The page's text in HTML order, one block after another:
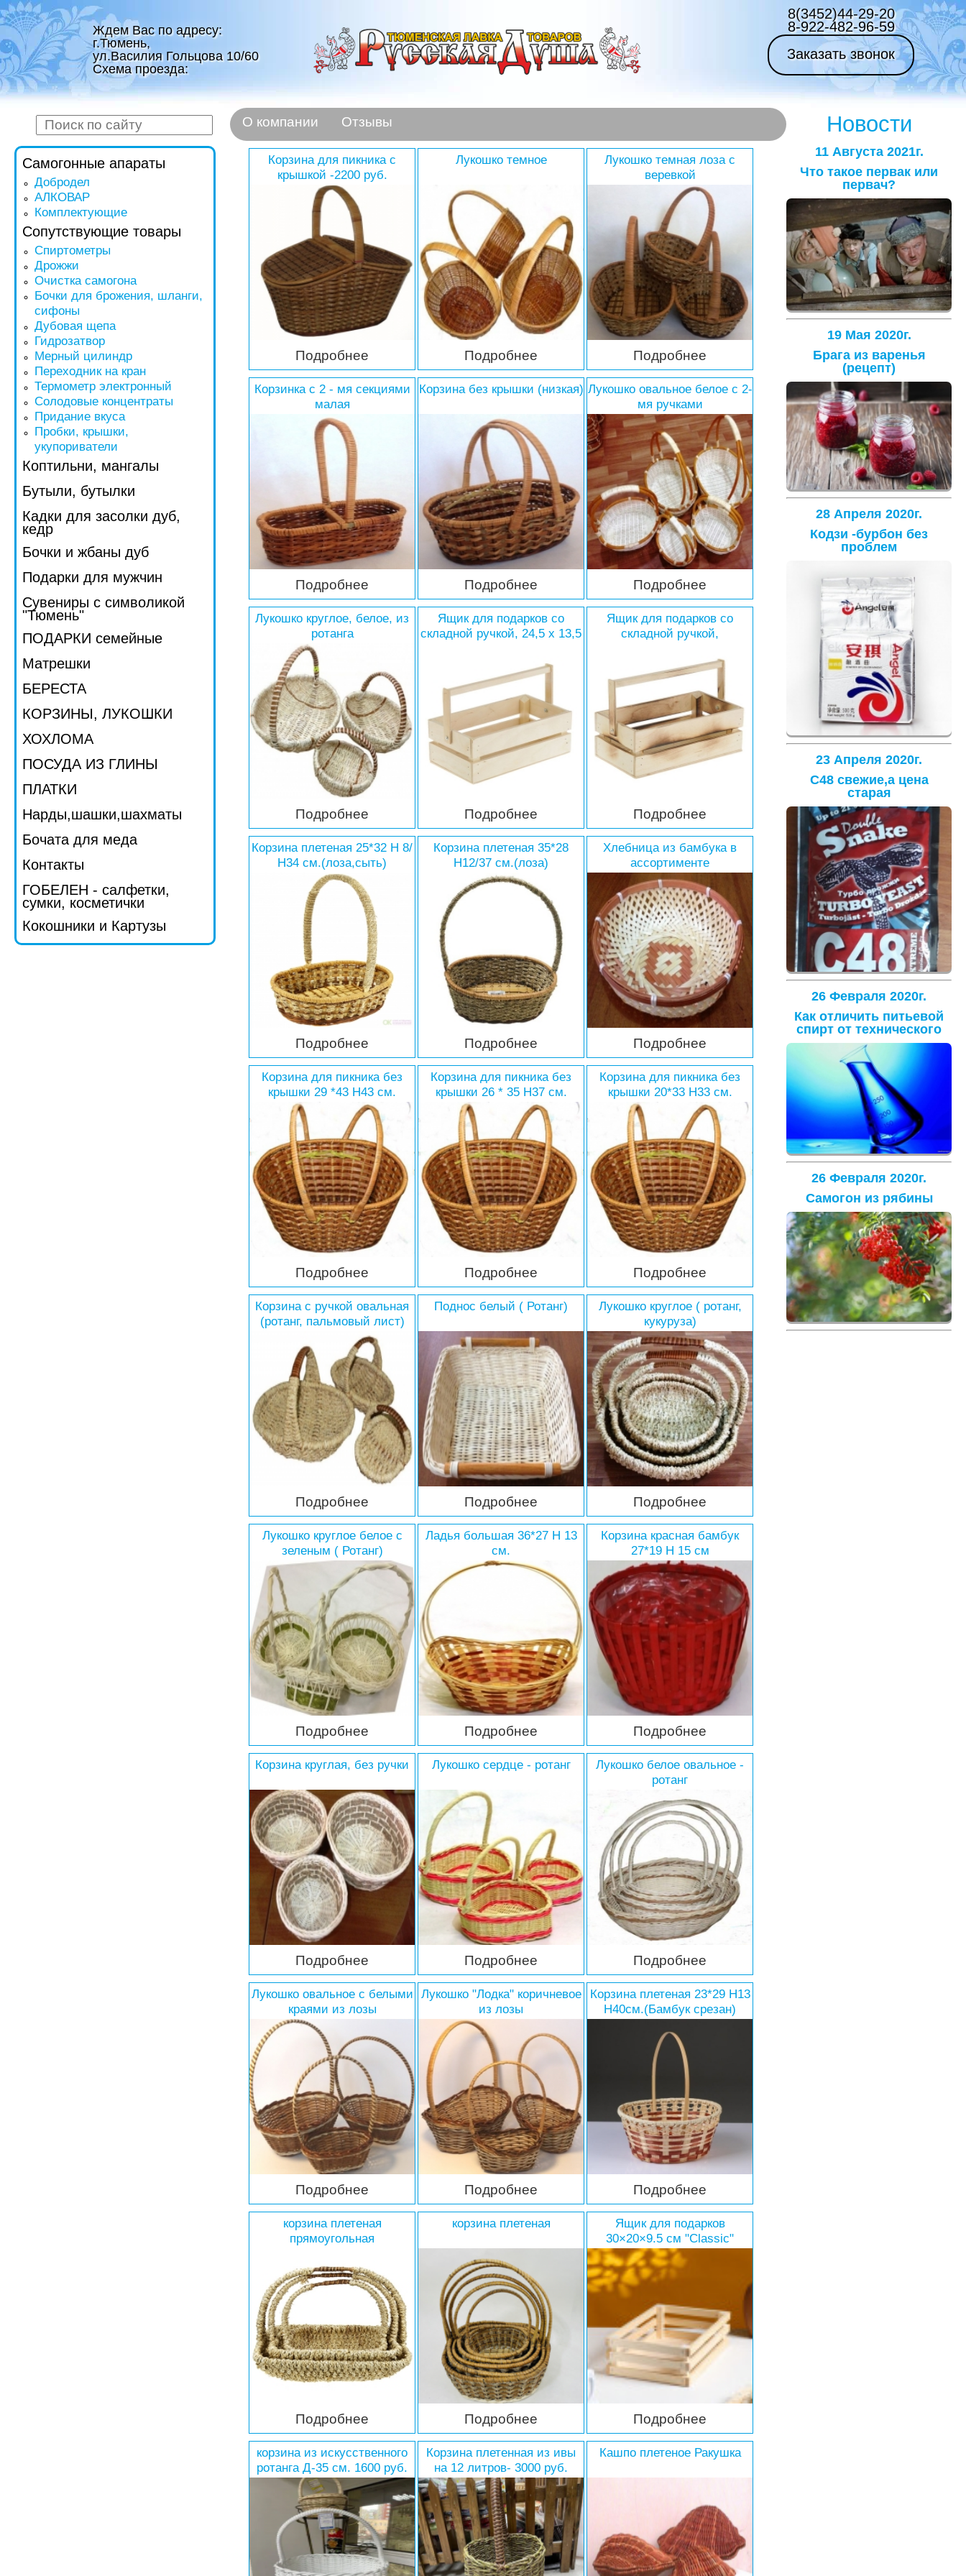
Ждем Вас по адресу:
г.Тюмень,
ул.Василия Гольцова 10/60
Схема проезда:
8(3452)44-29-20
8-922-482-96-59
Заказать звонок
О компании Отзывы
Корзина для пикника с
крышкой -2200 руб.
Подробнее
Лукошко темное
Подробнее
Лукошко темная лоза с
веревкой
Подробнее
Корзинка с 2 - мя секциями
малая
Подробнее
Корзина без крышки (низкая)
Подробнее
Лукошко овальное белое с 2-
мя ручками
Подробнее
Лукошко круглое, белое, из
ротанга
Подробнее
Ящик для подарков со
складной ручкой, 24,5 х 13,5
Подробнее
Ящик для подарков со
складной ручкой,
Подробнее
Корзина плетеная 25*32 Н 8/
Н34 см.(лоза,сыть)
Подробнее
Корзина плетеная 35*28
Н12/37 см.(лоза)
Подробнее
Хлебница из бамбука в
ассортименте
Подробнее
Корзина для пикника без
крышки 29 *43 H43 см.
Подробнее
Корзина для пикника без
крышки 26 * 35 Н37 см.
Подробнее
Корзина для пикника без
крышки 20*33 H33 см.
Подробнее
Корзина с ручкой овальная
(ротанг, пальмовый лист)
Подробнее
Поднос белый ( Ротанг)
Подробнее
Лукошко круглое ( ротанг,
кукуруза)
Подробнее
Лукошко круглое белое с
зеленым ( Ротанг)
Подробнее
Ладья большая 36*27 H 13
см.
Подробнее
Корзина красная бамбук
27*19 Н 15 см
Подробнее
Корзина круглая, без ручки
Подробнее
Лукошко сердце - ротанг
Подробнее
Лукошко белое овальное -
ротанг
Подробнее
Лукошко овальное с белыми
краями из лозы
Подробнее
Лукошко "Лодка" коричневое
из лозы
Подробнее
Корзина плетеная 23*29 Н13
Н40см.(Бамбук срезан)
Подробнее
корзина плетеная
прямоугольная
Подробнее
корзина плетеная
Подробнее
Ящик для подарков
30×20×9.5 см "Classic"
Подробнее
корзина из искусственного
ротанга Д-35 см. 1600 руб.
Корзина плетенная из ивы
на 12 литров- 3000 руб.
Кашпо плетеное Ракушка
Самогонные апараты
Добродел
АЛКОВАР
Комплектующие
Сопутствующие товары
Спиртометры
Дрожжи
Очистка самогона
Бочки для брожения, шланги,
сифоны
Дубовая щепа
Гидрозатвор
Мерный цилиндр
Переходник на кран
Термометр электронный
Солодовые концентраты
Придание вкуса
Пробки, крышки,
укупориватели
Коптильни, мангалы
Бутыли, бутылки
Кадки для засолки дуб,
кедр
Бочки и жбаны дуб
Подарки для мужчин
Сувениры с символикой
"Тюмень"
ПОДАРКИ семейные
Матрешки
БЕРЕСТА
КОРЗИНЫ, ЛУКОШКИ
ХОХЛОМА
ПОСУДА ИЗ ГЛИНЫ
ПЛАТКИ
Нарды,шашки,шахматы
Бочата для меда
Контакты
ГОБЕЛЕН - салфетки,
сумки, косметички
Кокошники и Картузы
Новости
11 Августа 2021г.
Что такое первак или
первач?
19 Мая 2020г.
Брага из варенья
(рецепт)
28 Апреля 2020г.
Кодзи -бурбон без
проблем
23 Апреля 2020г.
С48 свежие,а цена
старая
26 Февраля 2020г.
Как отличить питьевой
спирт от технического
26 Февраля 2020г.
Самогон из рябины